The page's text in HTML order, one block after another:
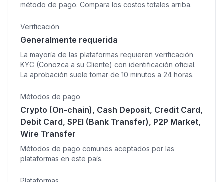
método de pago. Compara los costos totales arriba.
Verificación
Generalmente requerida
La mayoría de las plataformas requieren verificación
KYC (Conozca a su Cliente) con identificación oficial.
La aprobación suele tomar de 10 minutos a 24 horas.
Métodos de pago
Crypto (On-chain), Cash Deposit, Credit Card,
Debit Card, SPEI (Bank Transfer), P2P Market,
Wire Transfer
Métodos de pago comunes aceptados por las
plataformas en este país.
Plataformas